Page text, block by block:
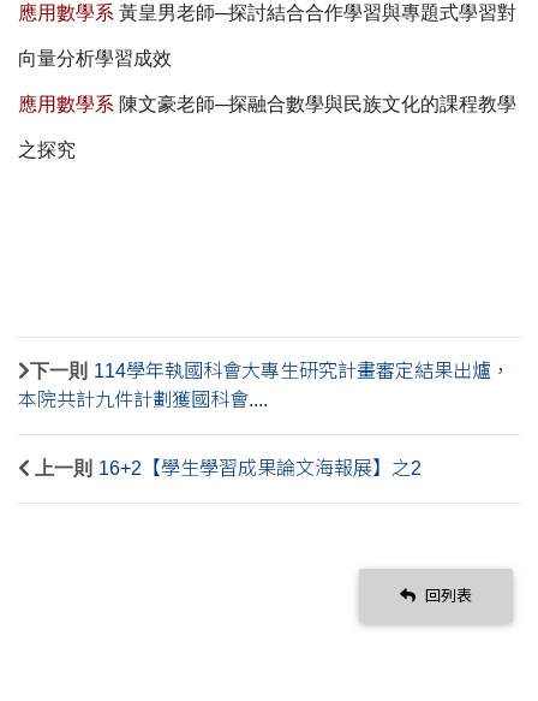
應用數學系 黃皇男老師─探討結合合作學習與專題式學習對
向量分析學習成效
應用數學系 陳文豪老師─探融合數學與民族文化的課程教學
之探究
下一則 114學年執國科會大專生研究計畫審定結果出爐，
本院共計九件計劃獲國科會....
上一則 16+2【學生學習成果論文海報展】之2
回列表